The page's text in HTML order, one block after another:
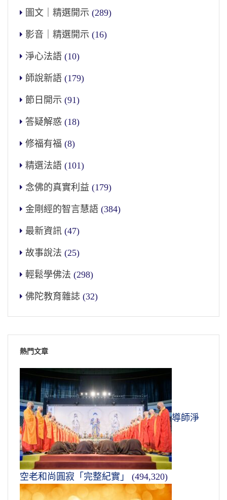
圖文｜精選開示 (289)
影音｜精選開示 (16)
淨心法語 (10)
師說新語 (179)
節日開示 (91)
答疑解惑 (18)
修福有福 (8)
精選法語 (101)
念佛的真實利益 (179)
金剛經的智言慧語 (384)
最新資訊 (47)
故事說法 (25)
輕鬆學佛法 (298)
佛陀教育雜誌 (32)
熱門文章
導師淨
空老和尚圓寂「完整紀實」 (494,320)